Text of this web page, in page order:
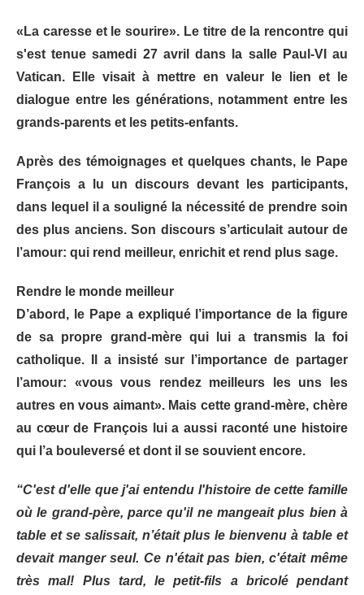
«La caresse et le sourire». Le titre de la rencontre qui
s'est tenue samedi 27 avril dans la salle Paul-VI au
Vatican. Elle visait à mettre en valeur le lien et le
dialogue entre les générations, notamment entre les
grands-parents et les petits-enfants.
Après des témoignages et quelques chants, le Pape
François a lu un discours devant les participants,
dans lequel il a souligné la nécessité de prendre soin
des plus anciens. Son discours s’articulait autour de
l’amour: qui rend meilleur, enrichit et rend plus sage.
Rendre le monde meilleur
D’abord, le Pape a expliqué l’importance de la figure
de sa propre grand-mère qui lui a transmis la foi
catholique. Il a insisté sur l’importance de partager
l’amour: «vous vous rendez meilleurs les uns les
autres en vous aimant». Mais cette grand-mère, chère
au cœur de François lui a aussi raconté une histoire
qui l’a bouleversé et dont il se souvient encore.
“C'est d'elle que j'ai entendu l'histoire de cette famille
où le grand-père, parce qu'il ne mangeait plus bien à
table et se salissait, n’était plus le bienvenu à table et
devait manger seul. Ce n'était pas bien, c'était même
très mal! Plus tard, le petit-fils a bricolé pendant